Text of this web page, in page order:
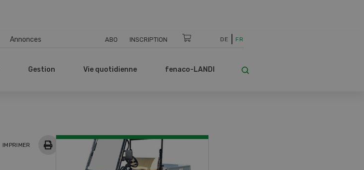
Annonces ABO INSCRIPTION DE FR
Gestion Vie quotidienne fenaco-LANDI
IMPRIMER